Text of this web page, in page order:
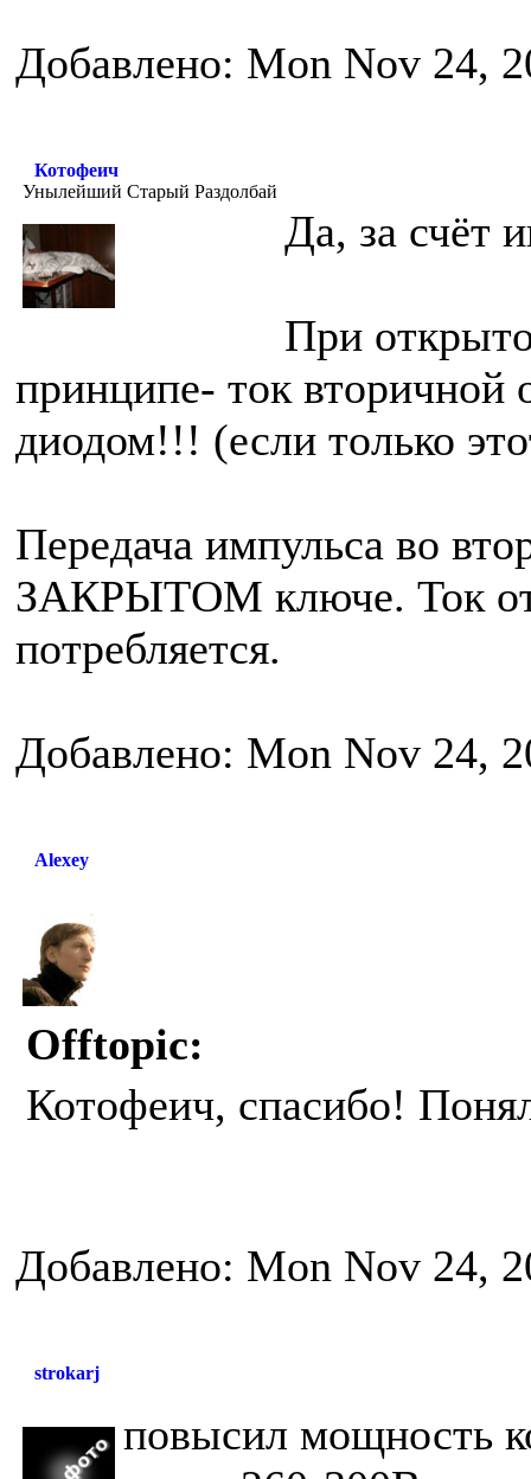
Добавлено: Mon Nov 24,
Котофеич
Унылейший Старый Раздолбай
Да, за счёт
При
принципе- ток вторичной
диодом!!! (если только
Передача импульса во
ЗАКРЫТОМ ключе. Ток от
потребляется.
Добавлено: Mon Nov 24,
Alexey
Offtopic:
Котофеич, спасибо!
Добавлено: Mon Nov 24,
strokarj
повысил мощность